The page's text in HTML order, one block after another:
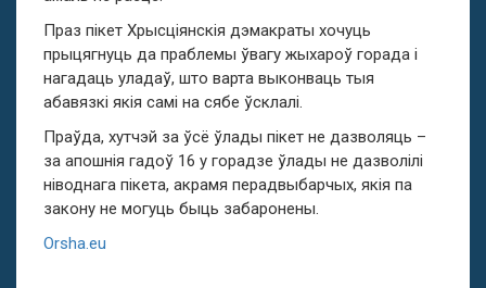
Праз пікет Хрысціянскія дэмакраты хочуць
прыцягнуць да праблемы ўвагу жыхароў горада і
нагадаць уладаў, што варта выконваць тыя
абавязкі якія самі на сябе ўсклалі.
Праўда, хутчэй за ўсё ўлады пікет не дазволяць –
за апошнія гадоў 16 у горадзе ўлады не дазволілі
ніводнага пікета, акрамя перадвыбарчых, якія па
закону не могуць быць забаронены.
Orsha.eu